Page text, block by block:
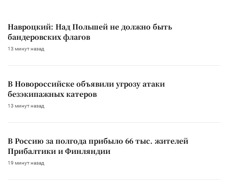
Навроцкий: Над Польшей не должно быть
бандеровских флагов
13 минут назад
В Новороссийске объявили угрозу атаки
безэкипажных катеров
13 минут назад
В Россию за полгода прибыло 66 тыс. жителей
Прибалтики и Финляндии
19 минут назад